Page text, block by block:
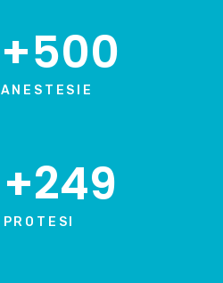
+500
ANESTESIE
+249
PROTESI